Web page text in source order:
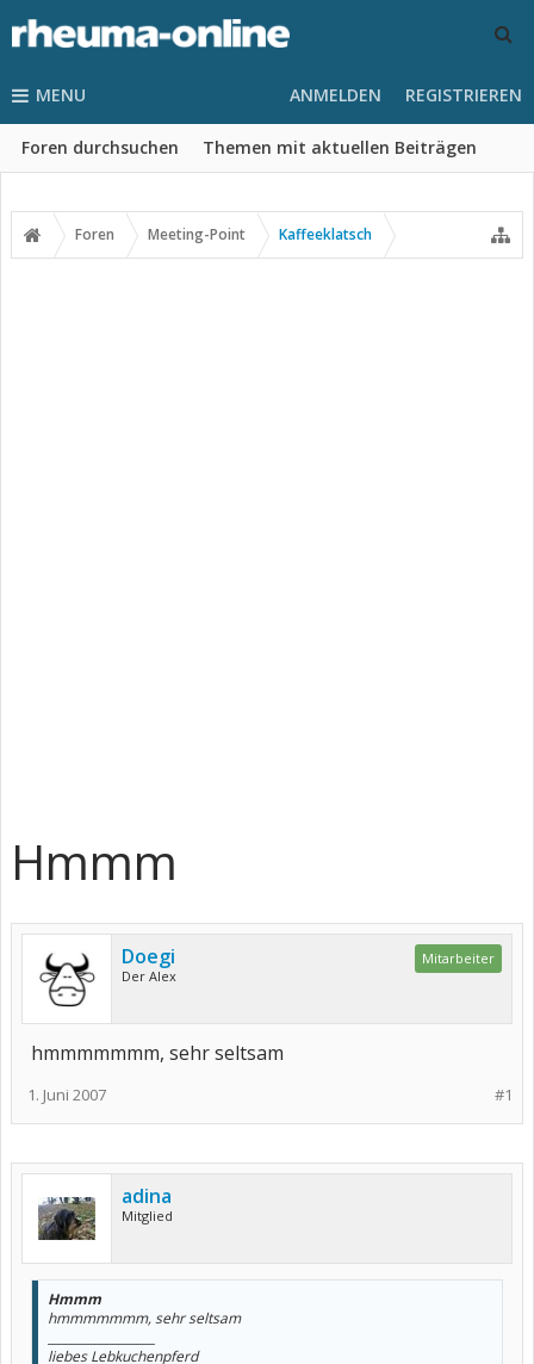
MENU
Foren durchsuchen Themen mit aktuellen Beiträgen
ANMELDEN REGISTRIEREN
Foren Meeting-Point Kaffeeklatsch
Hmmm
Doegi
Der Alex
Mitarbeiter
hmmmmmmm, sehr seltsam
#1
1. Juni 2007
adina
Mitglied
Hmmm
hmmmmmmm, sehr seltsam
liebes Lebkuchenpferd